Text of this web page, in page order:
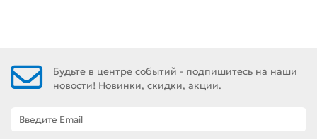
Будьте в центре событий - подпишитесь на наши
новости! Новинки, скидки, акции.